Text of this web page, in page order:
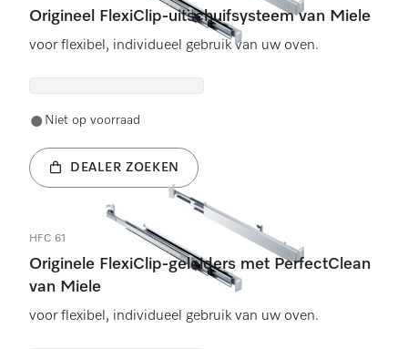
Origineel FlexiClip-uitschuifsysteem van Miele
voor flexibel, individueel gebruik van uw oven.
Niet op voorraad
DEALER ZOEKEN
HFC 61
Originele FlexiClip-geleiders met PerfectClean
van Miele
voor flexibel, individueel gebruik van uw oven.